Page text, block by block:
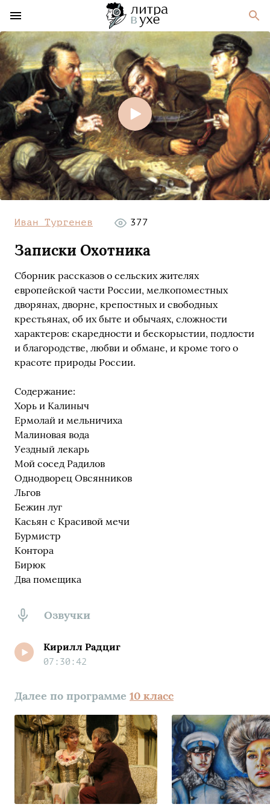
Иван Тургенев 377
Записки Охотника
Сборник рассказов о сельских жителях
европейской части России, мелкопоместных
дворянах, дворне, крепостных и свободных
крестьянах, об их быте и обычаях, сложности
характеров: скаредности и бескорыстии, подлости
и благородстве, любви и обмане, и кроме того о
красоте природы России.
Содержание:
Хорь и Калиныч
Ермолай и мельничиха
Малиновая вода
Уездный лекарь
Мой сосед Радилов
Однодворец Овсянников
Льгов
Бежин луг
Касьян с Красивой мечи
Бурмистр
Контора
Бирюк
Два помещика
Озвучки
Кирилл Радциг
07:30:42
Далее по программе 10 класс